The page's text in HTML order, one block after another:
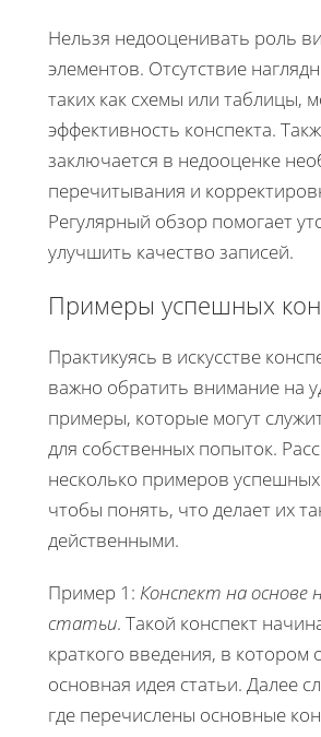
Нельзя недооценивать роль
элементов. Отсутствие
таких как схемы или таблицы,
эффективность конспекта.
заключается в недооценке
перечитывания и
Регулярный обзор помогает
улучшить качество записей.
Примеры успешных
Практикуясь в искусстве
важно обратить внимание на
примеры, которые могут
для собственных попыток.
несколько примеров
чтобы понять, что делает их
действенными.
Пример 1: Конспект на основе
статьи. Такой конспект
краткого введения, в котором
основная идея статьи. Далее
где перечислены основные